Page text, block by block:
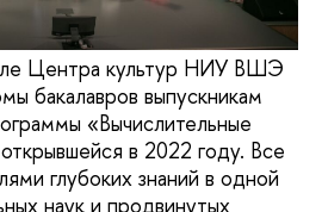
Центра культур НИУ ВШЭ
бакалавров выпускникам
«Вычислительные
в 2022 году. Все
глубоких знаний в одной
наук и продвинутых